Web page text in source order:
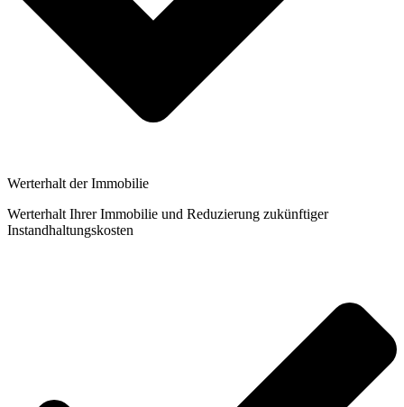
Werterhalt der Immobilie
Werterhalt Ihrer Immobilie und Reduzierung zukünftiger
Instandhaltungskosten